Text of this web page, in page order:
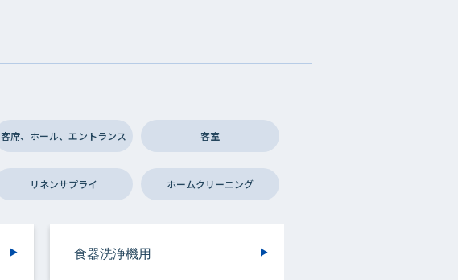
客席、ホール、エントランス 客室
リネンサプライ ホームクリーニング
食器洗浄機用
施設用
トイレ用
厨房機器・設備用
ットクリーニング用
ットクリーニング用